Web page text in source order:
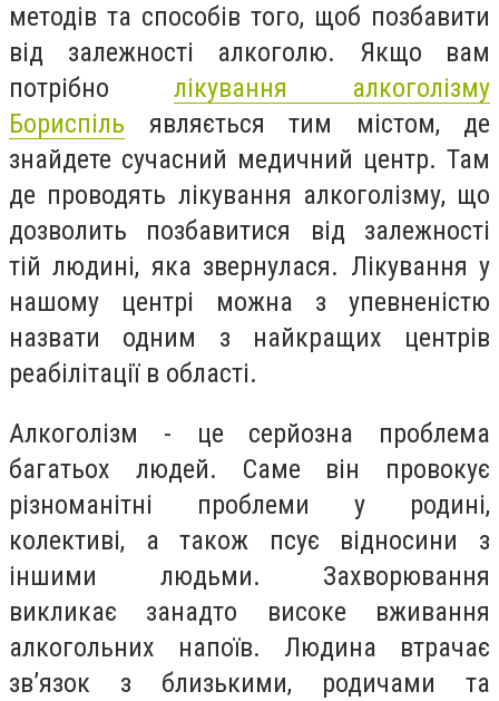
методів та способів того, щоб позбавити
від залежності алкоголю. Якщо вам
потрібно лікування алкоголізму
Бориспіль являється тим містом, де
знайдете сучасний медичний центр. Там
де проводять лікування алкоголізму, що
дозволить позбавитися від залежності
тій людині, яка звернулася. Лікування у
нашому центрі можна з упевненістю
назвати одним з найкращих центрів
реабілітації в області.
Алкоголізм - це серйозна проблема
багатьох людей. Саме він провокує
різноманітні проблеми у родині,
колективі, а також псує відносини з
іншими людьми. Захворювання
викликає занадто високе вживання
алкогольних напоїв. Людина втрачає
зв’язок з близькими, родичами та